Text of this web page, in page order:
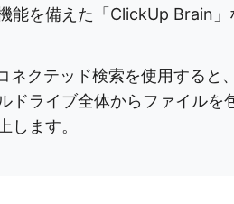
能を備えた「ClickUp Brain
ネクテッド検索を使用すると
ドライブ全体からファイル
します。